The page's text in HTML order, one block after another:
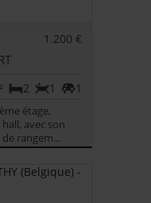
1.200 €
1
1
2
étage,
avec son
rangem...